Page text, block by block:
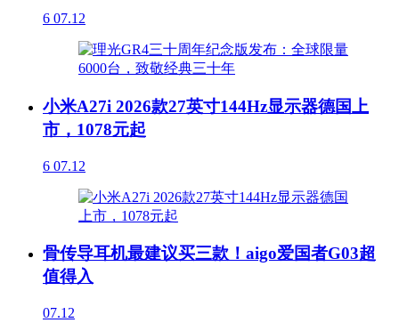
6 07.12
小米A27i 2026款27英寸144Hz显示器德国上
市，1078元起
6 07.12
骨传导耳机最建议买三款！aigo爱国者G03超
值得入
07.12